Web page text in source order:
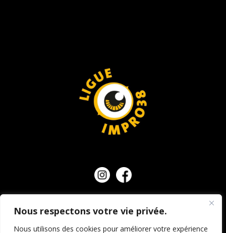
Nous respectons votre vie privée.
Nous utilisons des cookies pour améliorer votre expérience
NOUS CONTACTER